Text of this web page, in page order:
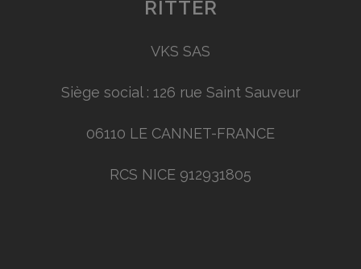
RITTER
VKS SAS
Siège social : 126 rue Saint Sauveur
06110 LE CANNET-FRANCE
RCS NICE 912931805